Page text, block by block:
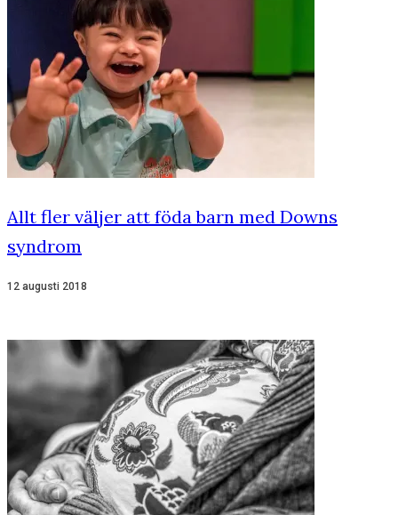
Allt fler väljer att föda barn med Downs
syndrom
12 augusti 2018